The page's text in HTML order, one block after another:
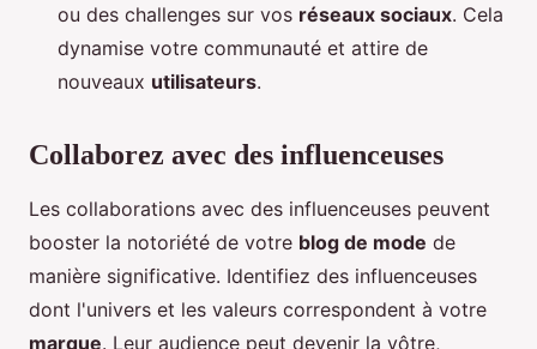
ou des challenges sur vos réseaux sociaux. Cela
dynamise votre communauté et attire de
nouveaux utilisateurs.
Collaborez avec des influenceuses
Les collaborations avec des influenceuses peuvent
booster la notoriété de votre blog de mode de
manière significative. Identifiez des influenceuses
dont l'univers et les valeurs correspondent à votre
marque. Leur audience peut devenir la vôtre,